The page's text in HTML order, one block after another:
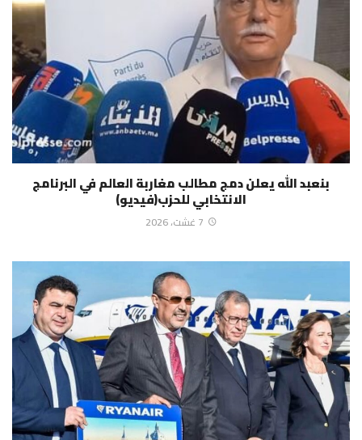
بنعبد الله يعلن دمج مطالب مغاربة العالم في البرنامج
الانتخابي للحزب(فيديو)
7 غشت، 2026